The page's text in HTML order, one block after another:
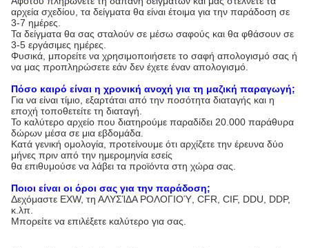
αρχεία σχεδίου, τα δείγματα θα είναι έτοιμα για την παράδοση σε
3-7 ημέρες.
Τα δείγματα θα σας σταλούν σε μέσω σαφούς και θα φθάσουν σε
3-5 εργάσιμες ημέρες.
Φυσικά, μπορείτε να χρησιμοποιήσετε το σαφή απολογισμό σας ή
να μας προπληρώσετε εάν δεν έχετε έναν απολογισμό.
Πόσο καιρό είναι η χρονική ανοχή για τη μαζική παραγωγή;
Για να είναι τίμιο, εξαρτάται από την ποσότητα διαταγής και η
εποχή τοποθετείτε τη διαταγή.
Το καλύτερο αρχείο που διατηρούμε παραδίδει 20.000 παράθυρα
δώρων μέσα σε μια εβδομάδα.
Κατά γενική ομολογία, προτείνουμε ότι αρχίζετε την έρευνα δύο
μήνες πριν από την ημερομηνία εσείς
θα επιθυμούσε να λάβει τα προϊόντα στη χώρα σας.
Ποιοι είναι οι όροι σας για την παράδοση;
Δεχόμαστε EXW, τη ΑΛΥΣΊΔΑ ΡΟΛΟΓΙΟΎ, CFR, CIF, DDU, DDP,
κ.λπ.
Μπορείτε να επιλέξετε καλύτερο για σας.